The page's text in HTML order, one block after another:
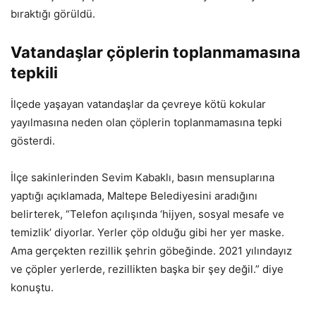
bıraktığı görüldü.
Vatandaşlar çöplerin toplanmamasına
tepkili
İlçede yaşayan vatandaşlar da çevreye kötü kokular
yayılmasına neden olan çöplerin toplanmamasına tepki
gösterdi.
İlçe sakinlerinden Sevim Kabaklı, basın mensuplarına
yaptığı açıklamada, Maltepe Belediyesini aradığını
belirterek, “Telefon açılışında ‘hijyen, sosyal mesafe ve
temizlik’ diyorlar. Yerler çöp olduğu gibi her yer maske.
Ama gerçekten rezillik şehrin göbeğinde. 2021 yılındayız
ve çöpler yerlerde, rezillikten başka bir şey değil.” diye
konuştu.